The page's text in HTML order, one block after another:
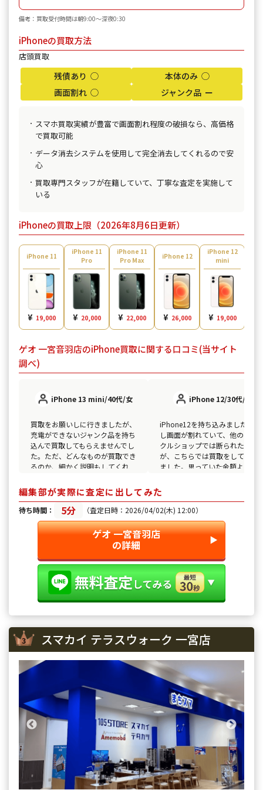
備考：買取受付時間は朝9:00〜深夜0:30
iPhoneの買取方法
店頭買取
残債あり ◯
本体のみ ◯
画面割れ ◯
ジャンク品 ー
スマホ買取実績が豊富で画面割れ程度の破損なら、高価格
で買取可能
データ消去システムを使用して完全消去してくれるので安
心
買取専門スタッフが在籍していて、丁寧な査定を実施して
いる
iPhoneの買取上限（2026年8月6日更新）
iPhone 11
¥ 19,000
iPhone 11
Pro
¥ 20,000
iPhone 11
Pro Max
¥ 22,000
iPhone 12
¥ 26,000
iPhone 12
mini
¥ 19,000
ゲオ 一宮音羽店のiPhone買取に関する口コミ(当サイト
調べ)
iPhone 13 mini/40代/女
買取をお願いしに行きましたが、
充電ができないジャンク品を持ち
込んで買取してもらえませんでし
た。ただ、どんなものが買取でき
るのか、細かく説明もしてくれ
ち込みたいと思えました。
iPhone 12/30代/男
iPhone12を持ち込みました。少
し画面が割れていて、他のリサ
クルショップでは断られたので
が、こちらでは買取をしてもら
ました。思っていた金額よりも
編集部が実際に査定に出してみた
待ち時間： 5分 （査定日時：2026/04/02(木) 12:00）
ゲオ 一宮音羽店
の詳細 ▶︎
スマカイ テラスウォーク 一宮店